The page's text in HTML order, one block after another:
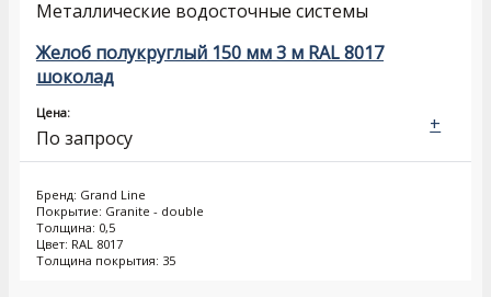
Металлические водосточные системы
Желоб полукруглый 150 мм 3 м RAL 8017
шоколад
Цена:
По запросу
Бренд: Grand Line
Покрытие: Granite - double
Толщина: 0,5
Цвет: RAL 8017
Толщина покрытия: 35
+